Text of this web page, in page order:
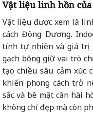
Vật liệu linh hồn
Vật liệu được xem là
cách Đông Dương.
tính tự nhiên và giá trị
gạch bông giữ vai trò
tạo chiều sâu cảm xúc
khiến phong cách trở
sắc và bề mặt cần hài
không chỉ đẹp mà còn